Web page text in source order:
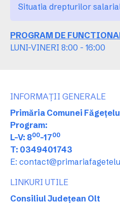
Situatia drepturilor
PROGRAM DE
LUNI-VINERI 8:00 - 16:00
INFORMAȚII GENERALE
Primăria Comunei
Program:
L-V: 800-1700
T: 0349401743
E:
LINKURI UTILE
Consiliul Județean Olt